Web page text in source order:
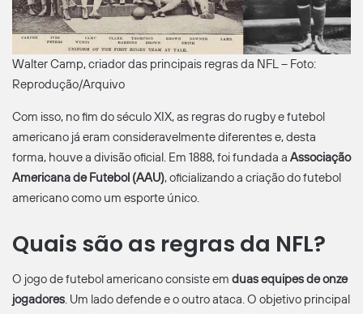
Walter Camp, criador das principais regras da NFL – Foto:
Reprodução/Arquivo
Com isso, no fim do século XIX, as regras do rugby e futebol
americano já eram consideravelmente diferentes e, desta
forma, houve a divisão oficial. Em 1888, foi fundada a Associação
Americana de Futebol (AAU), oficializando a criação do futebol
americano como um esporte único.
Quais são as regras da NFL?
O jogo de futebol americano consiste em duas equipes de onze
jogadores. Um lado defende e o outro ataca. O objetivo principal